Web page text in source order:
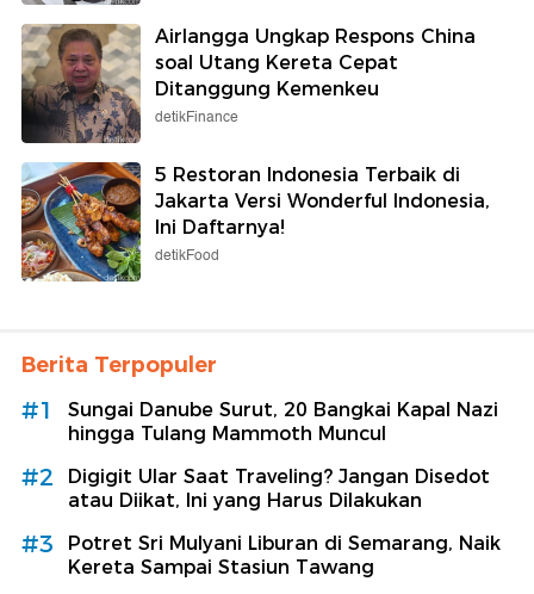
Airlangga Ungkap Respons China
soal Utang Kereta Cepat
Ditanggung Kemenkeu
detikFinance
5 Restoran Indonesia Terbaik di
Jakarta Versi Wonderful Indonesia,
Ini Daftarnya!
detikFood
Berita Terpopuler
#1
Sungai Danube Surut, 20 Bangkai Kapal Nazi
hingga Tulang Mammoth Muncul
#2
Digigit Ular Saat Traveling? Jangan Disedot
atau Diikat, Ini yang Harus Dilakukan
#3
Potret Sri Mulyani Liburan di Semarang, Naik
Kereta Sampai Stasiun Tawang